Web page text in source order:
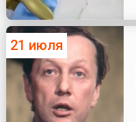
21 июля